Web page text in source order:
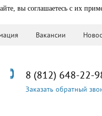
вы соглашаетесь с их
Вакансии
8 (812) 648-22-
Заказать обратный